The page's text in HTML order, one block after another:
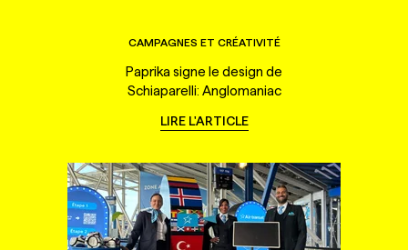
CAMPAGNES ET CRÉATIVITÉ
Paprika signe le design de
Schiaparelli: Anglomaniac
LIRE L'ARTICLE